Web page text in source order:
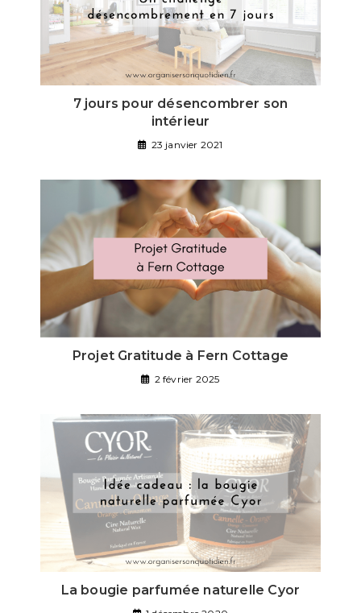
7 jours pour désencombrer son
intérieur
23 janvier 2021
Projet Gratitude à Fern Cottage
2 février 2025
La bougie parfumée naturelle Cyor